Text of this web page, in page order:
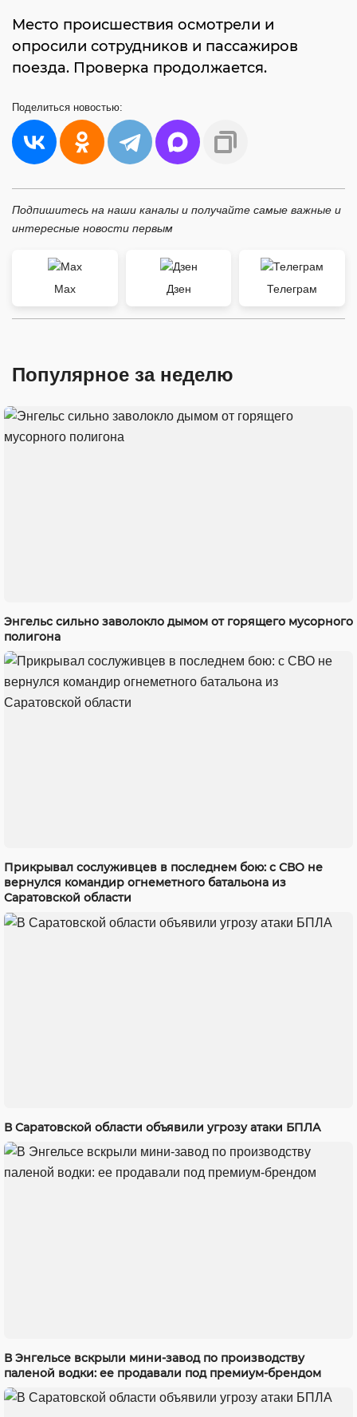
Место происшествия осмотрели и
опросили сотрудников и пассажиров
поезда. Проверка продолжается.
Поделиться новостью:
Подпишитесь на наши каналы и получайте самые важные и
интересные новости первым
Max Дзен Телеграм
Популярное за неделю
Энгельс сильно заволокло дымом от горящего мусорного
полигона
Прикрывал сослуживцев в последнем бою: с СВО не
вернулся командир огнеметного батальона из
Саратовской области
В Саратовской области объявили угрозу атаки БПЛА
В Энгельсе вскрыли мини-завод по производству
паленой водки: ее продавали под премиум-брендом